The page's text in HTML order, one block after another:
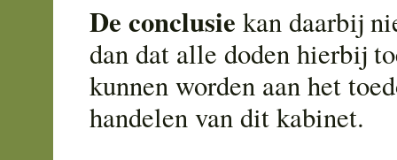
De conclusie kan daarbij
dan dat alle doden hierbij
kunnen worden aan het
handelen van dit kabinet.